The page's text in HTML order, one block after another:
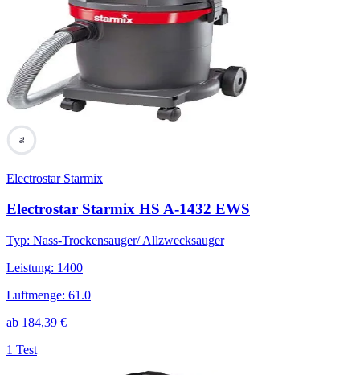
76
Electrostar Starmix
Electrostar Starmix HS A-1432 EWS
Typ: Nass-Trockensauger/ Allzwecksauger
Leistung: 1400
Luftmenge: 61.0
ab 184,39 €
1 Test